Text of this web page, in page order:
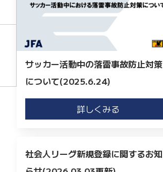
サッカー活動中の落雷事故防止対策
について(2025.6.24)
詳しくみる
社会人リーグ新規登録に関するお知